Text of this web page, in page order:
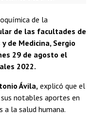
de la
de las facultades de
de Medicina, Sergio
29 de agosto el
2022.
Ávila, explicó que el
sus notables aportes en
a la salud humana.